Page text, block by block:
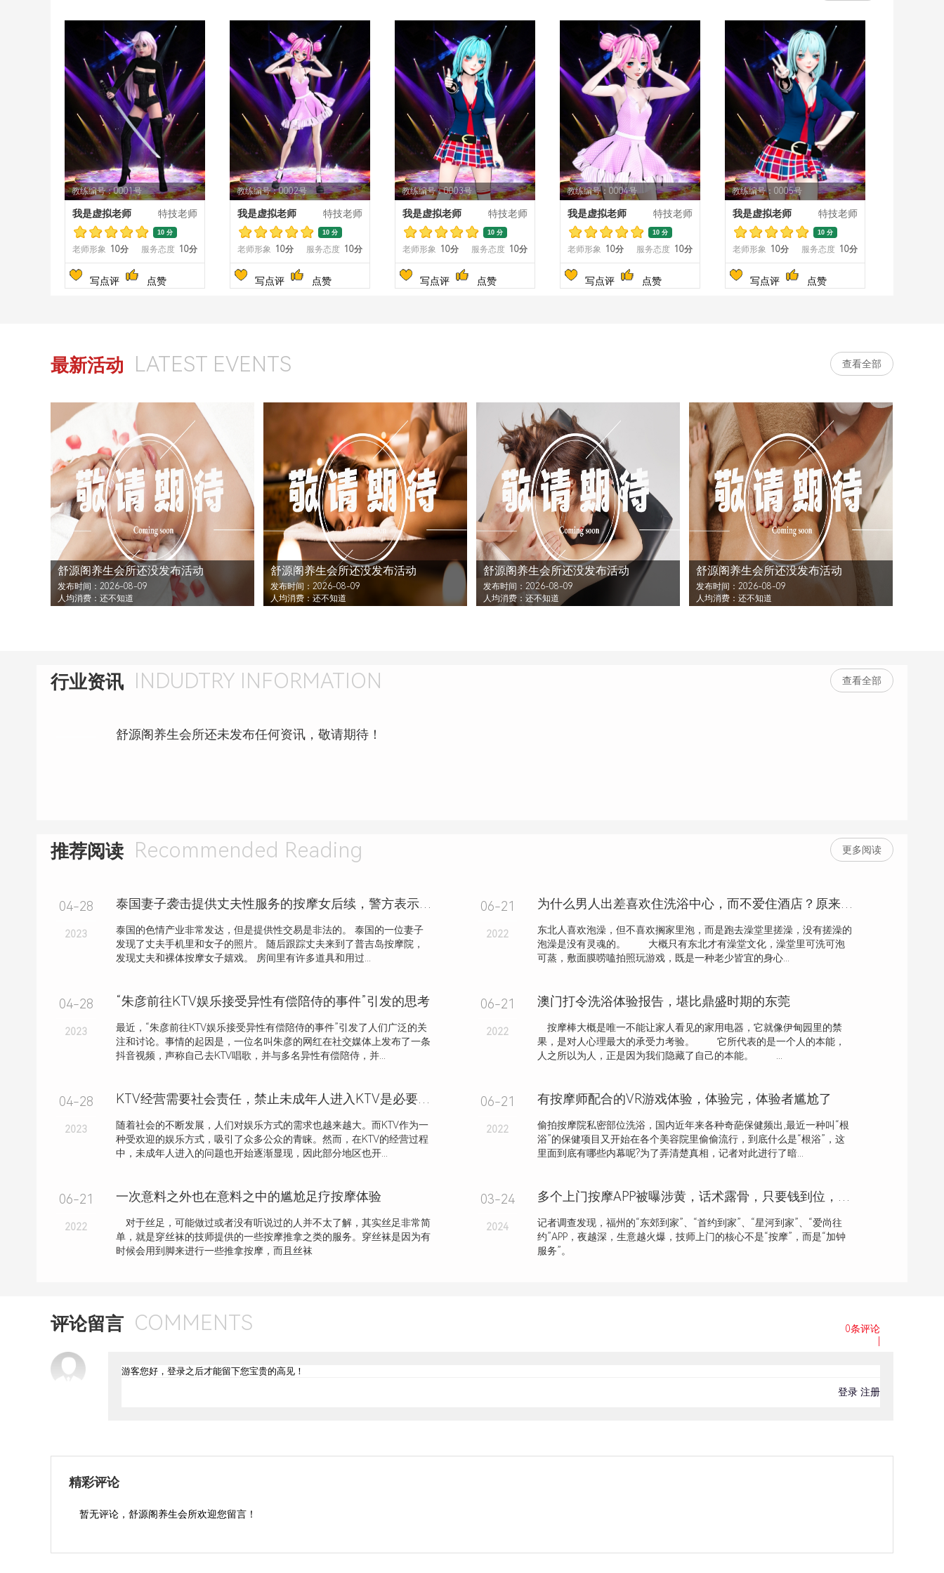
教练编号：0001号
我是虚拟老师 特技老师
10 分
老师形象 10分 服务态度 10分
写点评 点赞
教练编号：0002号
我是虚拟老师 特技老师
10 分
老师形象 10分 服务态度 10分
写点评 点赞
教练编号：0003号
我是虚拟老师 特技老师
10 分
老师形象 10分 服务态度 10分
写点评 点赞
教练编号：0004号
我是虚拟老师 特技老师
10 分
老师形象 10分 服务态度 10分
写点评 点赞
教练编号：0005号
我是虚拟老师 特技老师
10 分
老师形象 10分 服务态度 10分
写点评 点赞
最新活动 LATEST EVENTS 查看全部
舒源阁养生会所还没发布活动
发布时间：2026-08-09
人均消费：还不知道
舒源阁养生会所还没发布活动
发布时间：2026-08-09
人均消费：还不知道
舒源阁养生会所还没发布活动
发布时间：2026-08-09
人均消费：还不知道
舒源阁养生会所还没发布活动
发布时间：2026-08-09
人均消费：还不知道
行业资讯 INDUDTRY INFORMATION 查看全部
舒源阁养生会所还未发布任何资讯，敬请期待！
推荐阅读 Recommended Reading 更多阅读
04-28
2023
泰国的色情产业非常发达，但是提供性交易是非法的。 泰国的一位妻子
发现了丈夫手机里和女子的照片。 随后跟踪丈夫来到了普吉岛按摩院，
发现丈夫和裸体按摩女子嬉戏。 房间里有许多道具和用过...
06-21
2022
东北人喜欢泡澡，但不喜欢搁家里泡，而是跑去澡堂里搓澡，没有搓澡的
泡澡是没有灵魂的。 大概只有东北才有澡堂文化，澡堂里可洗可泡
可蒸，敷面膜唠嗑拍照玩游戏，既是一种老少皆宜的身心...
04-28
2023
“朱彦前往KTV娱乐接受异性有偿陪侍的事件”引发的思考
最近，“朱彦前往KTV娱乐接受异性有偿陪侍的事件”引发了人们广泛的关
注和讨论。事情的起因是，一位名叫朱彦的网红在社交媒体上发布了一条
抖音视频，声称自己去KTV唱歌，并与多名异性有偿陪侍，并...
06-21
2022
澳门打令洗浴体验报告，堪比鼎盛时期的东莞
按摩棒大概是唯一不能让家人看见的家用电器，它就像伊甸园里的禁
果，是对人心理最大的承受力考验。 它所代表的是一个人的本能，
人之所以为人，正是因为我们隐藏了自己的本能。 ...
04-28
2023
随着社会的不断发展，人们对娱乐方式的需求也越来越大。而KTV作为一
种受欢迎的娱乐方式，吸引了众多公众的青睐。然而，在KTV的经营过程
中，未成年人进入的问题也开始逐渐显现，因此部分地区也开...
06-21
2022
有按摩师配合的VR游戏体验，体验完，体验者尴尬了
偷拍按摩院私密部位洗浴，国内近年来各种奇葩保健频出,最近一种叫“根
浴”的保健项目又开始在各个美容院里偷偷流行，到底什么是“根浴”，这
里面到底有哪些内幕呢?为了弄清楚真相，记者对此进行了暗...
06-21
2022
一次意料之外也在意料之中的尴尬足疗按摩体验
对于丝足，可能做过或者没有听说过的人并不太了解，其实丝足非常简
单，就是穿丝袜的技师提供的一些按摩推拿之类的服务。穿丝袜是因为有
时候会用到脚来进行一些推拿按摩，而且丝袜
03-24
2024
记者调查发现，福州的“东郊到家”、“首约到家”、“星河到家”、“爱尚往
约”APP，夜越深，生意越火爆，技师上门的核心不是“按摩”，而是“加钟
服务”。
评论留言 COMMENTS 0条评论
登录 注册
精彩评论
暂无评论，舒源阁养生会所欢迎您留言！